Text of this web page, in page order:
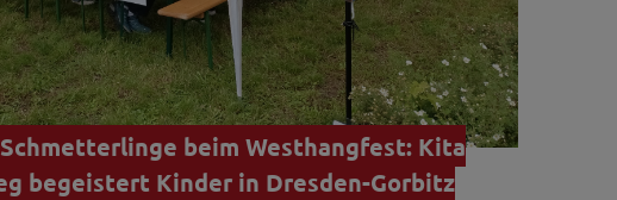
beim Westhangfest: Kita
begeistert Kinder in Dresden-Gorbitz